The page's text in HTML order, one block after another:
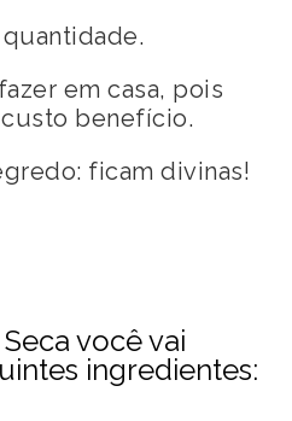
em casa, pois
benefício.
ficam divinas!
você vai
ingredientes: